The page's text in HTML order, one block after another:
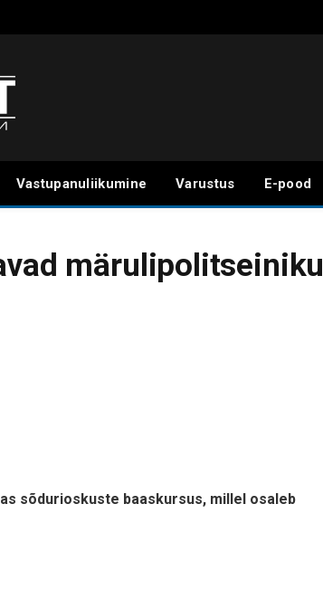
Vastupanuliikumine Varustus E-pood
märulipolitseiniku
sõdurioskuste baaskursus, millel osaleb